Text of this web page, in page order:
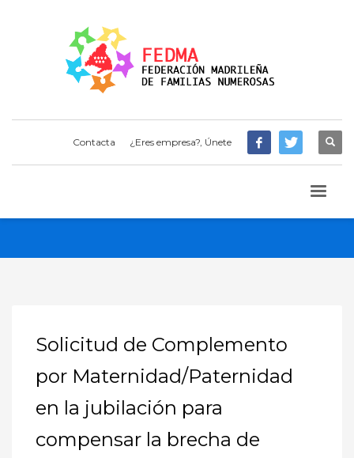
Contacta ¿Eres empresa?, Únete
Solicitud de Complemento
por Maternidad/Paternidad
en la jubilación para
compensar la brecha de